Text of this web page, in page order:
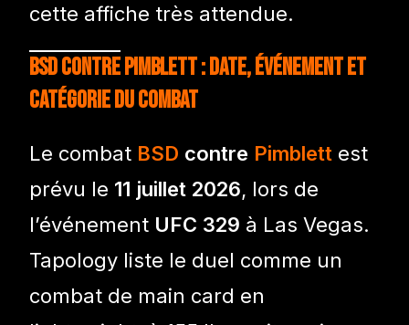
cette affiche très attendue.
BSD contre Pimblett : date, événement et
catégorie du combat
Le combat BSD contre Pimblett est
prévu le 11 juillet 2026, lors de
l’événement UFC 329 à Las Vegas.
Tapology liste le duel comme un
combat de main card en